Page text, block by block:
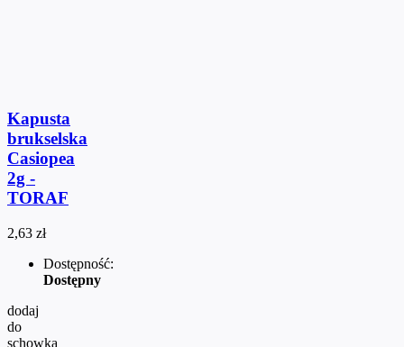
Kapusta
brukselska
Casiopea
2g -
TORAF
2,63 zł
Dostępność:
Dostępny
dodaj
do
schowka